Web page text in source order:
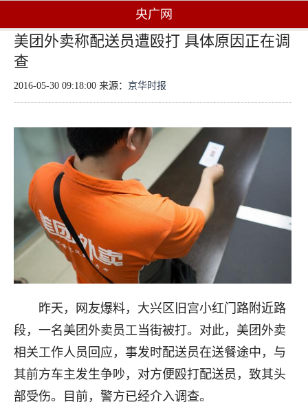
央广网
美团外卖称配送员遭殴打 具体原因正在调
查
2016-05-30 09:18:00 来源： 京华时报
昨天，网友爆料，大兴区旧宫小红门路附近路
段，一名美团外卖员工当街被打。对此，美团外卖
相关工作人员回应，事发时配送员在送餐途中，与
其前方车主发生争吵，对方便殴打配送员，致其头
部受伤。目前，警方已经介入调查。